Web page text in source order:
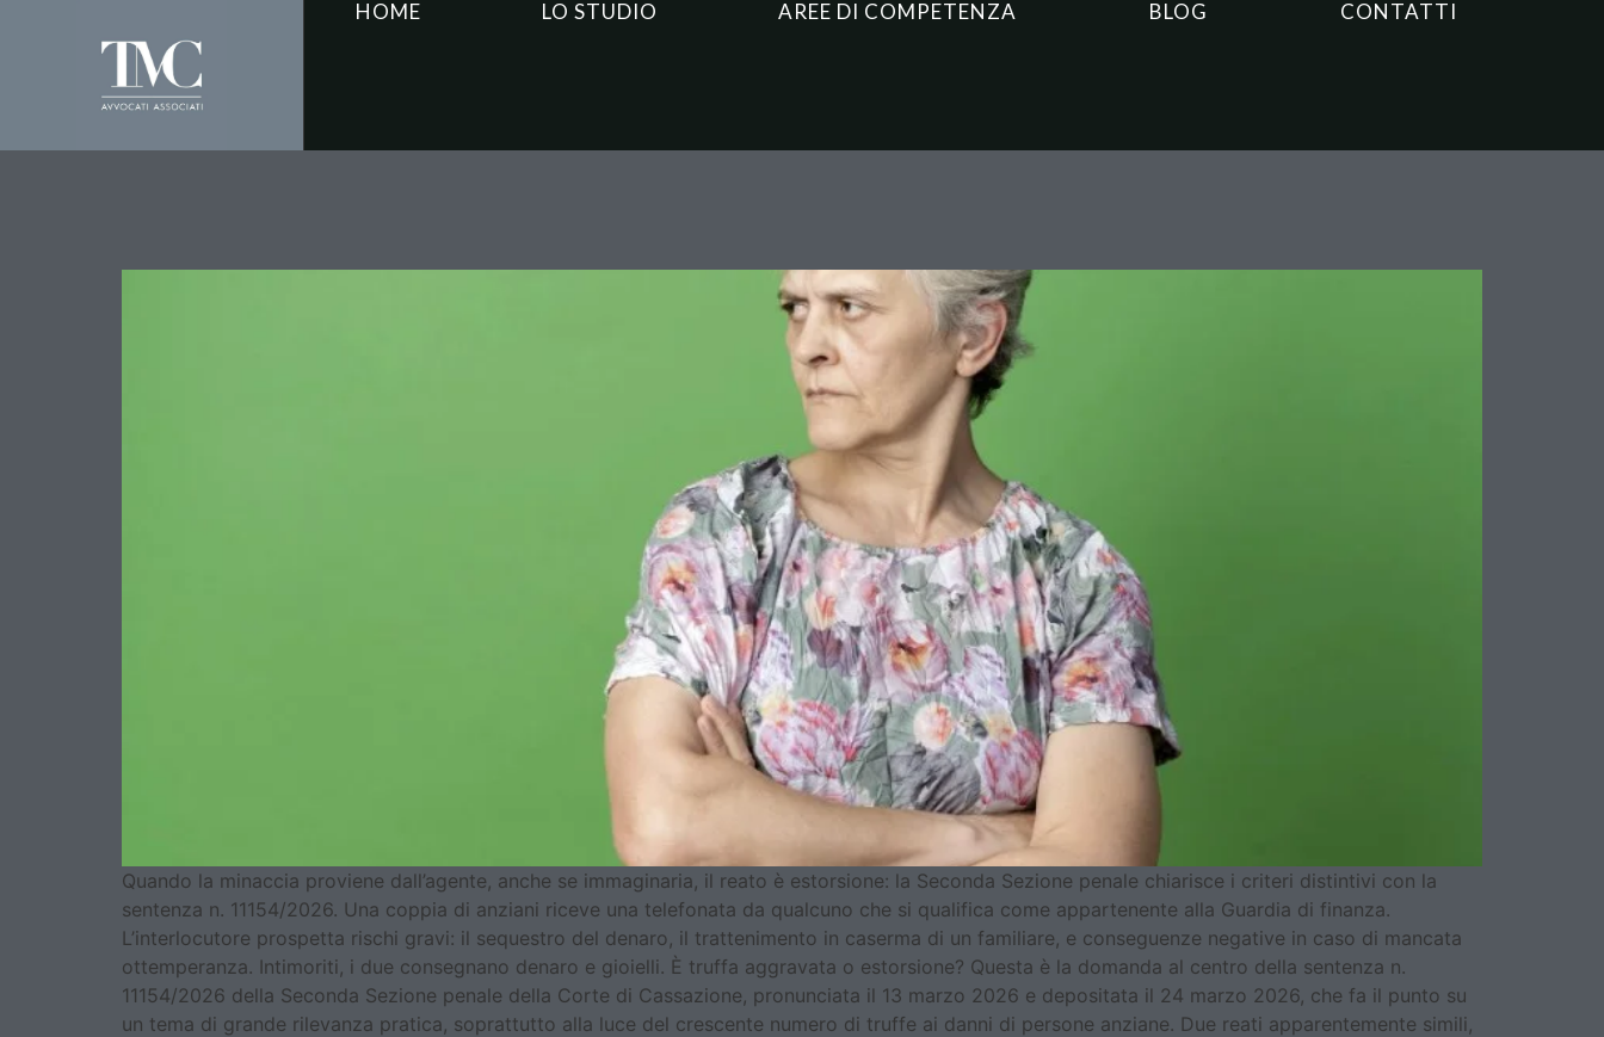
HOME LO STUDIO AREE DI COMPETENZA BLOG CONTATTI
Quando la minaccia proviene dall’agente, anche se immaginaria, il reato è estorsione: la Seconda Sezione penale chiarisce i criteri distintivi con la
sentenza n. 11154/2026. Una coppia di anziani riceve una telefonata da qualcuno che si qualifica come appartenente alla Guardia di finanza.
L’interlocutore prospetta rischi gravi: il sequestro del denaro, il trattenimento in caserma di un familiare, e conseguenze negative in caso di mancata
ottemperanza. Intimoriti, i due consegnano denaro e gioielli. È truffa aggravata o estorsione? Questa è la domanda al centro della sentenza n.
11154/2026 della Seconda Sezione penale della Corte di Cassazione, pronunciata il 13 marzo 2026 e depositata il 24 marzo 2026, che fa il punto su
un tema di grande rilevanza pratica, soprattutto alla luce del crescente numero di truffe ai danni di persone anziane. Due reati apparentemente simili,